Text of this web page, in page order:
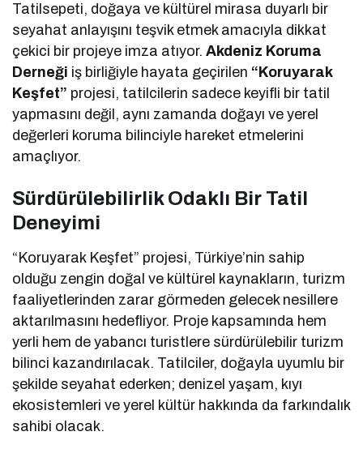
Tatilsepeti, doğaya ve kültürel mirasa duyarlı bir
seyahat anlayışını teşvik etmek amacıyla dikkat
çekici bir projeye imza atıyor.Akdeniz Koruma
Derneği iş birliğiyle hayata geçirilen “Koruyarak
Keşfet” projesi, tatilcilerin sadece keyifli bir tatil
yapmasını değil, aynı zamanda doğayı ve yerel
değerleri koruma bilinciyle hareket etmelerini
amaçlıyor.
Sürdürülebilirlik Odaklı Bir Tatil
Deneyimi
“Koruyarak Keşfet” projesi, Türkiye’nin sahip
olduğu zengin doğal ve kültürel kaynakların, turizm
faaliyetlerinden zarar görmeden gelecek nesillere
aktarılmasını hedefliyor. Proje kapsamında hem
yerli hem de yabancı turistlere sürdürülebilir turizm
bilinci kazandırılacak. Tatilciler, doğayla uyumlu bir
şekilde seyahat ederken; denizel yaşam, kıyı
ekosistemleri ve yerel kültür hakkında da farkındalık
sahibi olacak.